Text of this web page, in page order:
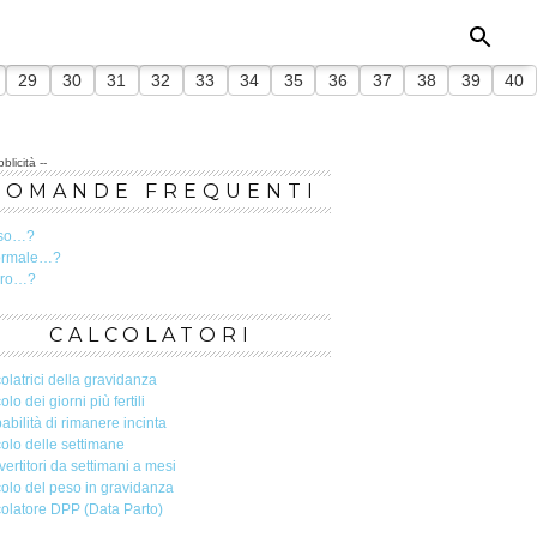
29 30 31 32 33 34 35 36 37 38 39 40
--
FREQUENTI
CALCOLATORI
della gravidanza
dei giorni più fertili
di rimanere incinta
delle settimane
da settimani a mesi
del peso in gravidanza
DPP (Data Parto)